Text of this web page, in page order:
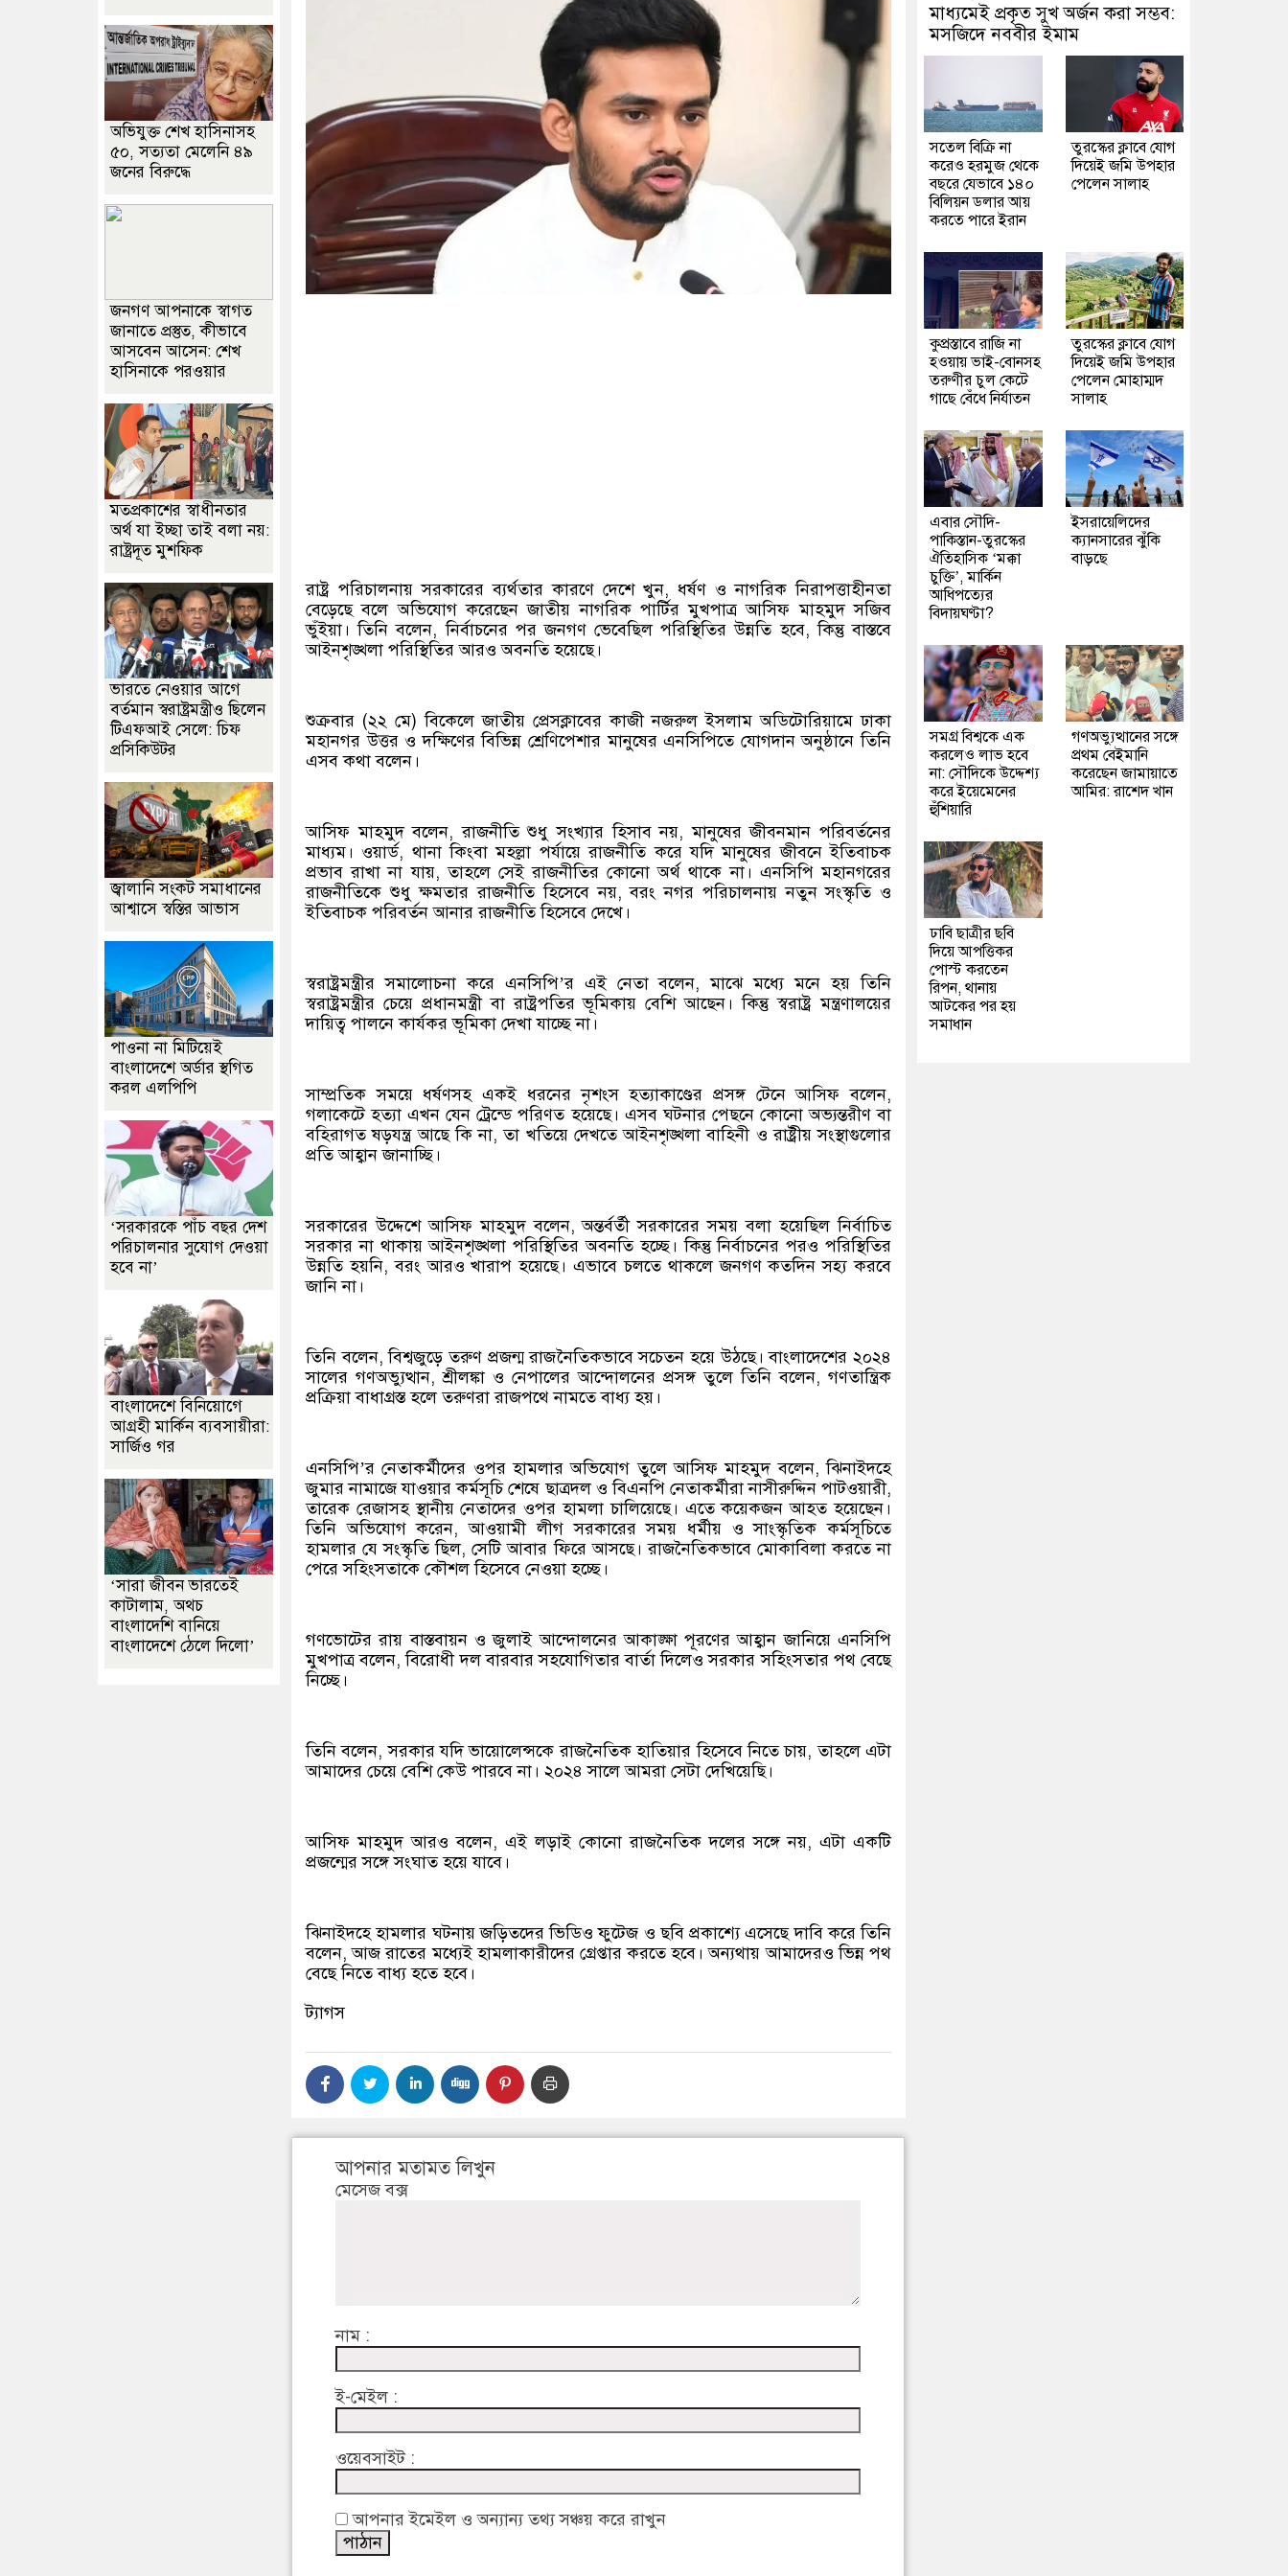
রাষ্ট্র পরিচালনায় সরকারের ব্যর্থতার কারণে দেশে খুন, ধর্ষণ ও নাগরিক নিরাপত্তাহীনতা
বেড়েছে বলে অভিযোগ করেছেন জাতীয় নাগরিক পার্টির মুখপাত্র আসিফ মাহমুদ সজিব
ভুঁইয়া। তিনি বলেন, নির্বাচনের পর জনগণ ভেবেছিল পরিস্থিতির উন্নতি হবে, কিন্তু বাস্তবে
আইনশৃঙ্খলা পরিস্থিতির আরও অবনতি হয়েছে।
শুক্রবার (২২ মে) বিকেলে জাতীয় প্রেসক্লাবের কাজী নজরুল ইসলাম অডিটোরিয়ামে ঢাকা
মহানগর উত্তর ও দক্ষিণের বিভিন্ন শ্রেণিপেশার মানুষের এনসিপিতে যোগদান অনুষ্ঠানে তিনি
এসব কথা বলেন।
আসিফ মাহমুদ বলেন, রাজনীতি শুধু সংখ্যার হিসাব নয়, মানুষের জীবনমান পরিবর্তনের
মাধ্যম। ওয়ার্ড, থানা কিংবা মহল্লা পর্যায়ে রাজনীতি করে যদি মানুষের জীবনে ইতিবাচক
প্রভাব রাখা না যায়, তাহলে সেই রাজনীতির কোনো অর্থ থাকে না। এনসিপি মহানগরের
রাজনীতিকে শুধু ক্ষমতার রাজনীতি হিসেবে নয়, বরং নগর পরিচালনায় নতুন সংস্কৃতি ও
ইতিবাচক পরিবর্তন আনার রাজনীতি হিসেবে দেখে।
স্বরাষ্ট্রমন্ত্রীর সমালোচনা করে এনসিপি’র এই নেতা বলেন, মাঝে মধ্যে মনে হয় তিনি
স্বরাষ্ট্রমন্ত্রীর চেয়ে প্রধানমন্ত্রী বা রাষ্ট্রপতির ভূমিকায় বেশি আছেন। কিন্তু স্বরাষ্ট্র মন্ত্রণালয়ের
দায়িত্ব পালনে কার্যকর ভূমিকা দেখা যাচ্ছে না।
সাম্প্রতিক সময়ে ধর্ষণসহ একই ধরনের নৃশংস হত্যাকাণ্ডের প্রসঙ্গ টেনে আসিফ বলেন,
গলাকেটে হত্যা এখন যেন ট্রেন্ডে পরিণত হয়েছে। এসব ঘটনার পেছনে কোনো অভ্যন্তরীণ বা
বহিরাগত ষড়যন্ত্র আছে কি না, তা খতিয়ে দেখতে আইনশৃঙ্খলা বাহিনী ও রাষ্ট্রীয় সংস্থাগুলোর
প্রতি আহ্বান জানাচ্ছি।
সরকারের উদ্দেশে আসিফ মাহমুদ বলেন, অন্তর্বর্তী সরকারের সময় বলা হয়েছিল নির্বাচিত
সরকার না থাকায় আইনশৃঙ্খলা পরিস্থিতির অবনতি হচ্ছে। কিন্তু নির্বাচনের পরও পরিস্থিতির
উন্নতি হয়নি, বরং আরও খারাপ হয়েছে। এভাবে চলতে থাকলে জনগণ কতদিন সহ্য করবে
জানি না।
তিনি বলেন, বিশ্বজুড়ে তরুণ প্রজন্ম রাজনৈতিকভাবে সচেতন হয়ে উঠছে। বাংলাদেশের ২০২৪
সালের গণঅভ্যুত্থান, শ্রীলঙ্কা ও নেপালের আন্দোলনের প্রসঙ্গ তুলে তিনি বলেন, গণতান্ত্রিক
প্রক্রিয়া বাধাগ্রস্ত হলে তরুণরা রাজপথে নামতে বাধ্য হয়।
এনসিপি’র নেতাকর্মীদের ওপর হামলার অভিযোগ তুলে আসিফ মাহমুদ বলেন, ঝিনাইদহে
জুমার নামাজে যাওয়ার কর্মসূচি শেষে ছাত্রদল ও বিএনপি নেতাকর্মীরা নাসীরুদ্দিন পাটওয়ারী,
তারেক রেজাসহ স্থানীয় নেতাদের ওপর হামলা চালিয়েছে। এতে কয়েকজন আহত হয়েছেন।
তিনি অভিযোগ করেন, আওয়ামী লীগ সরকারের সময় ধর্মীয় ও সাংস্কৃতিক কর্মসূচিতে
হামলার যে সংস্কৃতি ছিল, সেটি আবার ফিরে আসছে। রাজনৈতিকভাবে মোকাবিলা করতে না
পেরে সহিংসতাকে কৌশল হিসেবে নেওয়া হচ্ছে।
গণভোটের রায় বাস্তবায়ন ও জুলাই আন্দোলনের আকাঙ্ক্ষা পূরণের আহ্বান জানিয়ে এনসিপি
মুখপাত্র বলেন, বিরোধী দল বারবার সহযোগিতার বার্তা দিলেও সরকার সহিংসতার পথ বেছে
নিচ্ছে।
তিনি বলেন, সরকার যদি ভায়োলেন্সকে রাজনৈতিক হাতিয়ার হিসেবে নিতে চায়, তাহলে এটা
আমাদের চেয়ে বেশি কেউ পারবে না। ২০২৪ সালে আমরা সেটা দেখিয়েছি।
আসিফ মাহমুদ আরও বলেন, এই লড়াই কোনো রাজনৈতিক দলের সঙ্গে নয়, এটা একটি
প্রজন্মের সঙ্গে সংঘাত হয়ে যাবে।
ঝিনাইদহে হামলার ঘটনায় জড়িতদের ভিডিও ফুটেজ ও ছবি প্রকাশ্যে এসেছে দাবি করে তিনি
বলেন, আজ রাতের মধ্যেই হামলাকারীদের গ্রেপ্তার করতে হবে। অন্যথায় আমাদেরও ভিন্ন পথ
বেছে নিতে বাধ্য হতে হবে।
ট্যাগস
আপনার মতামত লিখুন
মেসেজ বক্স
নাম :
ই-মেইল :
ওয়েবসাইট :
আপনার ইমেইল ও অন্যান্য তথ্য সঞ্চয় করে রাখুন
অভিযুক্ত শেখ হাসিনাসহ
৫০, সত্যতা মেলেনি ৪৯
জনের বিরুদ্ধে
জনগণ আপনাকে স্বাগত
জানাতে প্রস্তুত, কীভাবে
আসবেন আসেন: শেখ
হাসিনাকে পরওয়ার
মতপ্রকাশের স্বাধীনতার
অর্থ যা ইচ্ছা তাই বলা নয়:
রাষ্ট্রদূত মুশফিক
ভারতে নেওয়ার আগে
বর্তমান স্বরাষ্ট্রমন্ত্রীও ছিলেন
টিএফআই সেলে: চিফ
প্রসিকিউটর
জ্বালানি সংকট সমাধানের
আশ্বাসে স্বস্তির আভাস
পাওনা না মিটিয়েই
বাংলাদেশে অর্ডার স্থগিত
করল এলপিপি
‘সরকারকে পাঁচ বছর দেশ
পরিচালনার সুযোগ দেওয়া
হবে না’
বাংলাদেশে বিনিয়োগে
আগ্রহী মার্কিন ব্যবসায়ীরা:
সার্জিও গর
‘সারা জীবন ভারতেই
কাটালাম, অথচ
বাংলাদেশি বানিয়ে
বাংলাদেশে ঠেলে দিলো’
মাধ্যমেই প্রকৃত সুখ অর্জন করা সম্ভব:
মসজিদে নববীর ইমাম
সতেল বিক্রি না
করেও হরমুজ থেকে
বছরে যেভাবে ১৪০
বিলিয়ন ডলার আয়
করতে পারে ইরান
তুরস্কের ক্লাবে যোগ
দিয়েই জমি উপহার
পেলেন সালাহ
কুপ্রস্তাবে রাজি না
হওয়ায় ভাই-বোনসহ
তরুণীর চুল কেটে
গাছে বেঁধে নির্যাতন
তুরস্কের ক্লাবে যোগ
দিয়েই জমি উপহার
পেলেন মোহাম্মদ
সালাহ
এবার সৌদি-
পাকিস্তান-তুরস্কের
ঐতিহাসিক ‘মক্কা
চুক্তি’, মার্কিন
আধিপত্যের
বিদায়ঘণ্টা?
ইসরায়েলিদের
ক্যানসারের ঝুঁকি
বাড়ছে
সমগ্র বিশ্বকে এক
করলেও লাভ হবে
না: সৌদিকে উদ্দেশ্য
করে ইয়েমেনের
হুঁশিয়ারি
গণঅভ্যুত্থানের সঙ্গে
প্রথম বেইমানি
করেছেন জামায়াতে
আমির: রাশেদ খান
ঢাবি ছাত্রীর ছবি
দিয়ে আপত্তিকর
পোস্ট করতেন
রিপন, থানায়
আটকের পর হয়
সমাধান